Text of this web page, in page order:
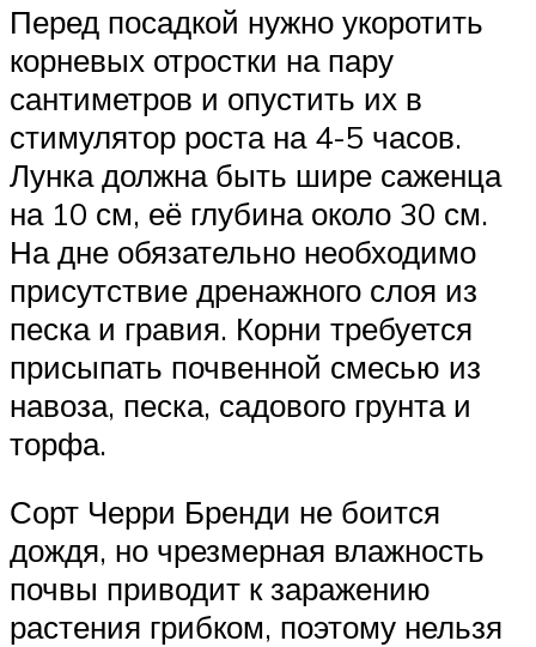
Перед посадкой нужно укоротить
корневых отростки на пару
сантиметров и опустить их в
стимулятор роста на 4-5 часов.
Лунка должна быть шире саженца
на 10 см, её глубина около 30 см.
На дне обязательно необходимо
присутствие дренажного слоя из
песка и гравия. Корни требуется
присыпать почвенной смесью из
навоза, песка, садового грунта и
торфа.
Сорт Черри Бренди не боится
дождя, но чрезмерная влажность
почвы приводит к заражению
растения грибком, поэтому нельзя